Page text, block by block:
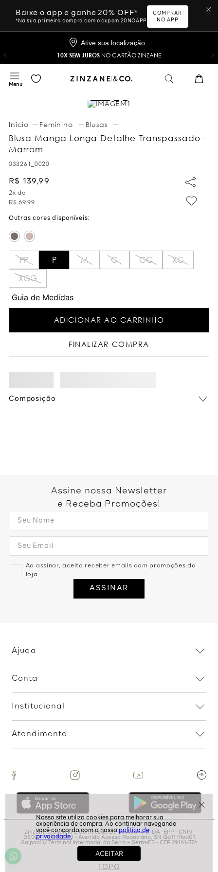
Baixe o app e ganhe 20% OFF*
*Na sua primeira compra com o cupom 20NOAPP
COMPRAR
NO APP
Ative sua localização
10X SEM JUROS NO CARTÃO ZINZANE
politíca de
privacidade.
Feminino Blusas
Blusa Manga Longa Detalhe Transpassado -
Marrom
033261_0020
R$ 139,99
2x de
R$ 69,99
PP P M G GG
XG
XGG
Guia de Medidas
ADICIONAR AO CARRINHO
FINALIZAR COMPRA
Composição
Blusa Sem Manga Tricot Barra
Canelada - Caqui
R$ 179,99 2 R$ 89,99
e Receba Promoções!
Ao assinar, aceito receber emails com promoções da
loja
ASSINAR